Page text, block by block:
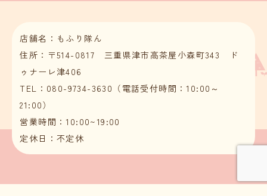
店舗名：もふり隊ん
住所：〒514-0817 三重県津市高茶屋小森町343 ド
ゥナーレ津406
TEL：080-9734-3630（電話受付時間：10:00～
21:00）
営業時間：10:00~19:00
定休日：不定休